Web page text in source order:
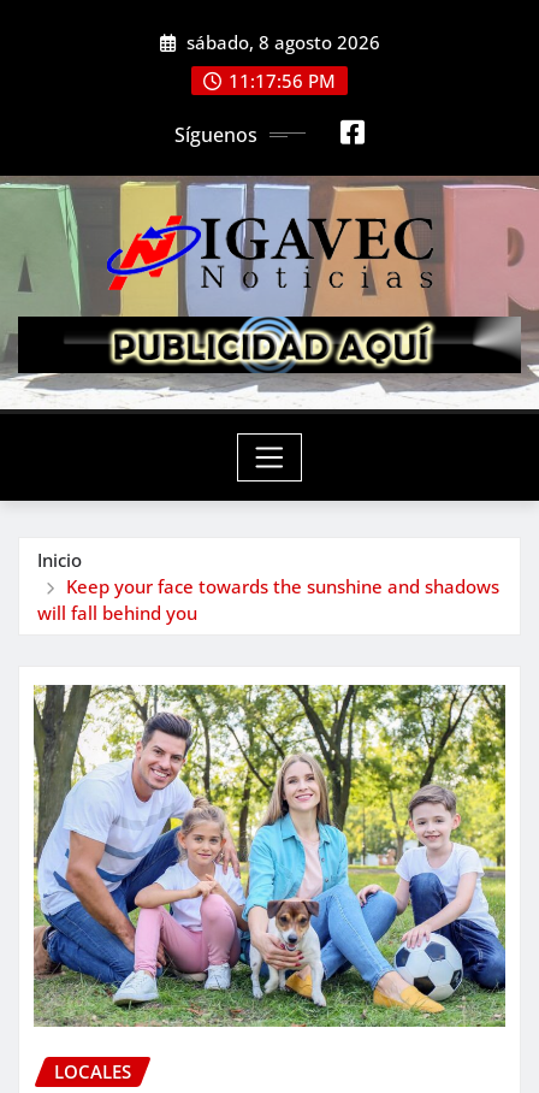
sábado, 8 agosto 2026
11:17:57 PM
Síguenos
Inicio
Keep your face towards the sunshine and shadows
will fall behind you
LOCALES